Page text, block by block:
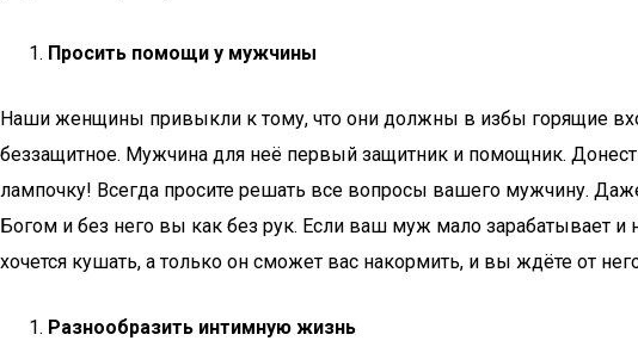
Просить помощи у мужчины
Наши женщины привыкли к тому, что они должны в избы горящие
беззащитное. Мужчина для неё первый защитник и помощник.
лампочку! Всегда просите решать все вопросы вашего мужчину.
Богом и без него вы как без рук. Если ваш муж мало зарабатывает и
хочется кушать, а только он сможет вас накормить, и вы ждёте от
Разнообразить интимную жизнь